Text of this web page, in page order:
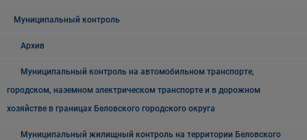
Муниципальный контроль
Архив
Муниципальный контроль на автомобильном транспорте,
городском, наземном электрическом транспорте и в дорожном
хозяйстве в границах Беловского городского округа
Муниципальный жилищный контроль на территории Беловского